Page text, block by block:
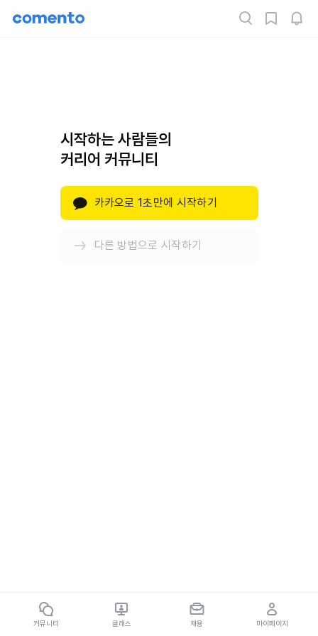
시작하는 사람들의
커리어 커뮤니티
카카오로 1초만에 시작하기
다른 방법으로 시작하기
커뮤니티 클래스 채용 마이페이지